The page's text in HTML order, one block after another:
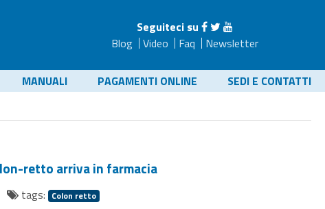
Seguiteci su
Blog
Video Faq Newsletter
MANUALI PAGAMENTI ONLINE SEDI E CONTATTI
retto arriva in farmacia
tags: Colon retto